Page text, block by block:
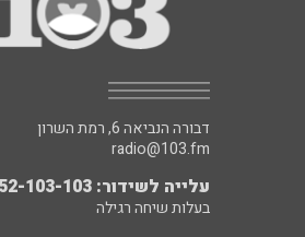
דבורה הנביאה 6, רמת השרון
radio@103.fm
עלייה לשידור: 0552-103-103
בעלות שיחה רגילה